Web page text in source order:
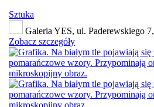
Sztuka
Galeria YES, ul. Paderewskiego
Zobacz szczegóły